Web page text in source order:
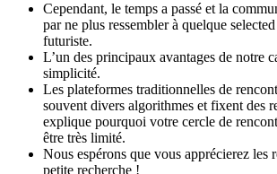
Cependant, le temps a passé et la
par ne plus ressembler à quelque
futuriste.
L’un des principaux avantages de notre
simplicité.
Les plateformes traditionnelles de
souvent divers algorithmes et fixent des
explique pourquoi votre cercle de
être très limité.
Nous espérons que vous apprécierez les
petite recherche !